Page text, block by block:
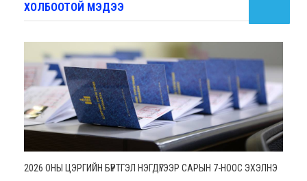
ХОЛБООТОЙ МЭДЭЭ
2026 ОНЫ ЦЭРГИЙН БҮРТГЭЛ НЭГДҮГЭЭР САРЫН 7-НООС ЭХЭЛНЭ